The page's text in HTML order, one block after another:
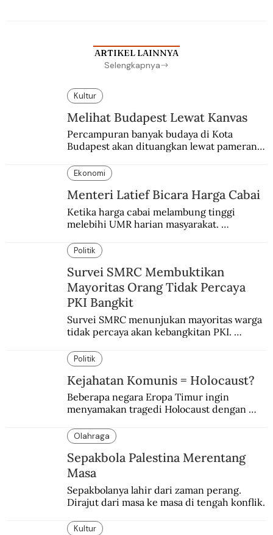
ARTIKEL LAINNYA
Selengkapnya
Kultur
Melihat Budapest Lewat Kanvas
Percampuran banyak budaya di Kota
Budapest akan dituangkan lewat pameran
Ekonomi
Menteri Latief Bicara Harga Cabai
Ketika harga cabai melambung tinggi
melebihi UMR harian masyarakat.
Politik
Survei SMRC Membuktikan
Mayoritas Orang Tidak Percaya
PKI Bangkit
Survei SMRC menunjukan mayoritas warga
tidak percaya akan kebangkitan PKI.
tujuan politik.
Politik
Kejahatan Komunis = Holocaust?
Beberapa negara Eropa Timur ingin
menyamakan tragedi Holocaust dengan
Olahraga
Sepakbola Palestina Merentang
Masa
Sepakbolanya lahir dari zaman perang.
Dirajut dari masa ke masa di tengah konflik.
Kultur